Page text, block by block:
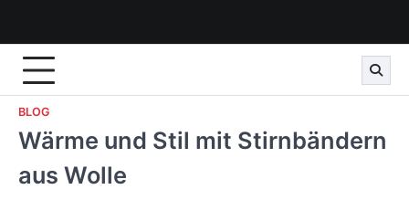
BLOG
Wärme und Stil mit Stirnbändern
aus Wolle